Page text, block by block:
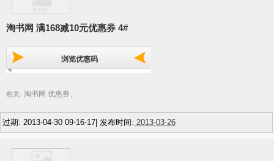
淘书网 满168减10元优惠券 4#
浏览优惠码
相关: 淘书网 优惠券 ,
过期: 2013-04-30 09-16-17| 发布时间: 2013-03-26